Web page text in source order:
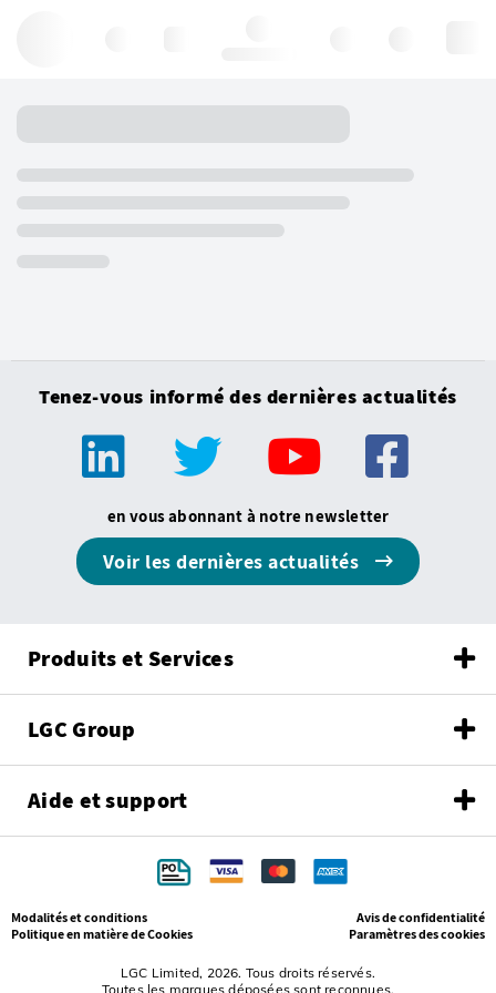
Tenez-vous informé des dernières actualités
en vous abonnant à notre newsletter
Voir les dernières actualités
Produits et Services
LGC Group
Aide et support
LGC Limited, 2026. Tous droits réservés.
Toutes les marques déposées sont reconnues.
Modalités et conditions
Avis de confidentialité
Politique en matière de Cookies
Paramètres des cookies